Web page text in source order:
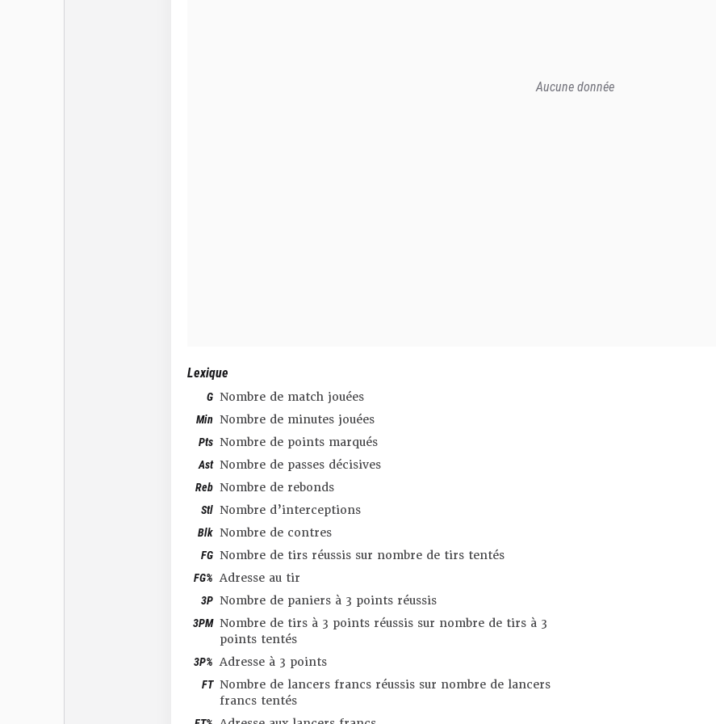
Aucune donnée
Lexique
G Nombre de match jouées
Min Nombre de minutes jouées
Pts Nombre de points marqués
Ast Nombre de passes décisives
Reb Nombre de rebonds
Stl Nombre d’interceptions
Blk Nombre de contres
FG Nombre de tirs réussis sur nombre de tirs tentés
FG% Adresse au tir
3P Nombre de paniers à 3 points réussis
3PM Nombre de tirs à 3 points réussis sur nombre de tirs à 3
points tentés
3P% Adresse à 3 points
FT Nombre de lancers francs réussis sur nombre de lancers
francs tentés